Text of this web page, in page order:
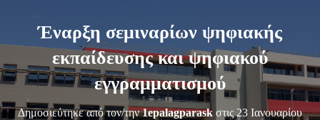
Ο
Ή
Γ
Η
Έναρξη σεμιναρίων ψηφιακής
εκπαίδευσης και ψηφιακού
εγγραμματισμού
Δημοσιεύτηκε από τον/την1epalagparask στις 23 Ιανουαρίου